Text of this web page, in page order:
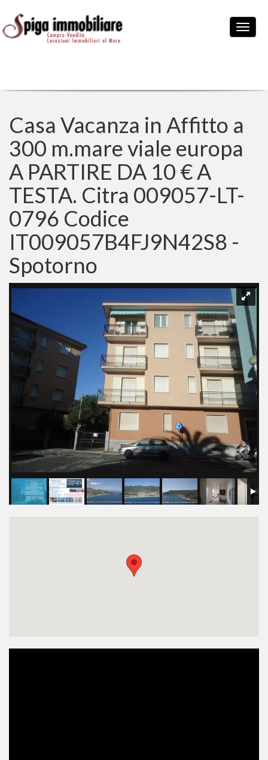
Casa Vacanza in Affitto a
300 m.mare viale europa
A PARTIRE DA 10 € A
TESTA. Citra 009057-LT-
0796 Codice
IT009057B4FJ9N42S8 -
Spotorno